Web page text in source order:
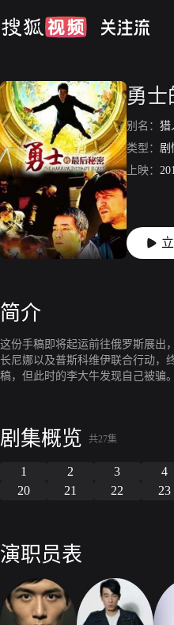
勇士
别名： 猎
类型： 剧
上映：
简介
这份手稿即将起运前往俄罗斯展出
长尼娜以及普斯科维伊联合行动，
稿，但此时的李大牛发现自己被骗
剧集概览 共27集
1 2 3 4
20
21 22 23
演职员表